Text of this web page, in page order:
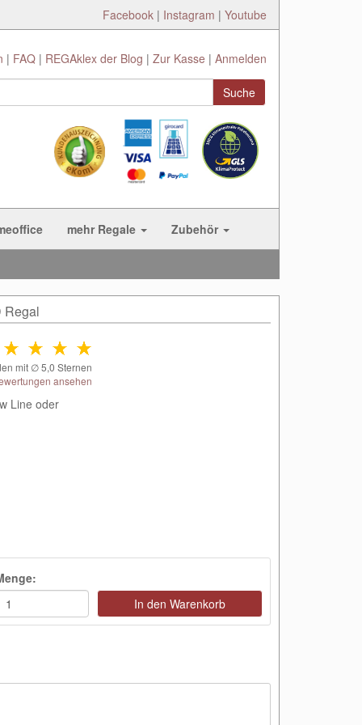
Facebook | Instagram | Youtube
FAQ REGAklex der Blog Zur Kasse Anmelden
Suche
mehr Regale Zubehör
Regal
mit ∅5,0 Sternen
ansehen
Line oder
In den Warenkorb